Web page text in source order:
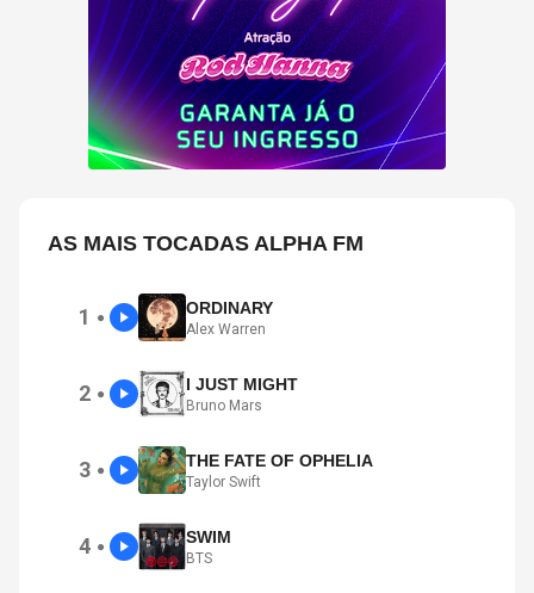
AS MAIS TOCADAS ALPHA FM
1 ● ORDINARY
Alex Warren
2 ● I JUST MIGHT
Bruno Mars
3 ● THE FATE OF OPHELIA
Taylor Swift
4 ● SWIM
BTS